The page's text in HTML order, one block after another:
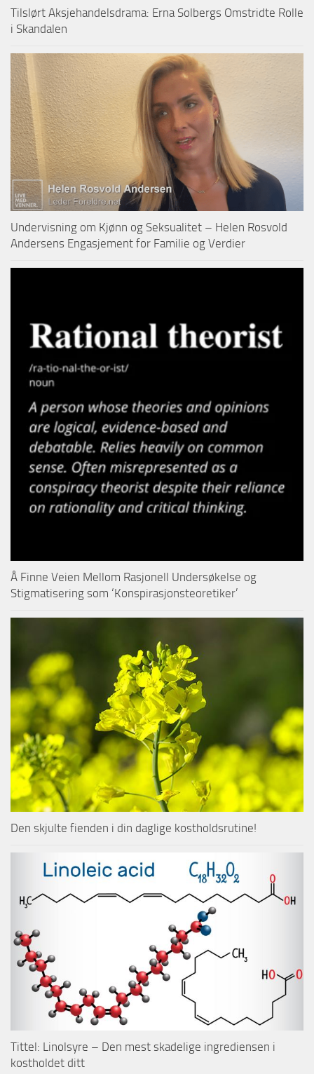
Tilslørt Aksjehandelsdrama: Erna Solbergs Omstridte Rolle
i Skandalen
Undervisning om Kjønn og Seksualitet – Helen Rosvold
Andersens Engasjement for Familie og Verdier
Å Finne Veien Mellom Rasjonell Undersøkelse og
Stigmatisering som ‘Konspirasjonsteoretiker’
Den skjulte fienden i din daglige kostholdsrutine!
Tittel: Linolsyre – Den mest skadelige ingrediensen i
kostholdet ditt